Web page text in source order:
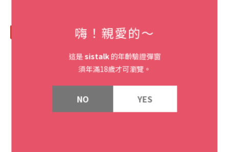
嗨！親愛的～
這是 sistalk的年齡驗證彈窗
須年滿18歲才可瀏覽。
NO YES